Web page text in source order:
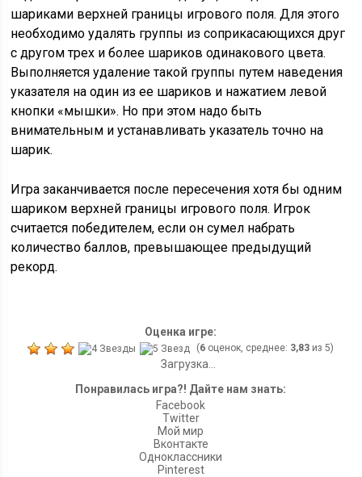
шариками верхней границы игрового поля. Для этого
необходимо удалять группы из соприкасающихся друг
с другом трех и более шариков одинакового цвета.
Выполняется удаление такой группы путем наведения
указателя на один из ее шариков и нажатием левой
кнопки «мышки». Но при этом надо быть
внимательным и устанавливать указатель точно на
шарик.
Игра заканчивается после пересечения хотя бы одним
шариком верхней границы игрового поля. Игрок
считается победителем, если он сумел набрать
количество баллов, превышающее предыдущий
рекорд.
Оценка игре:
(6 оценок, среднее: 3,83 из 5)
Загрузка...
Понравилась игра?! Дайте нам знать:
Facebook
Twitter
Мой мир
Вконтакте
Одноклассники
Pinterest